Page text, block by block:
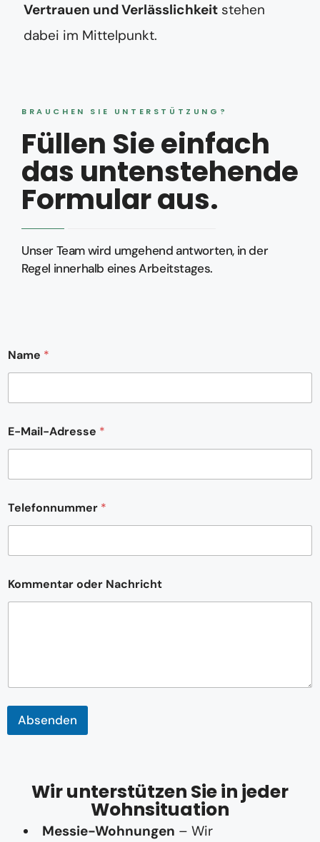
Vertrauen und Verlässlichkeit stehen
dabei im Mittelpunkt.
BRAUCHEN SIE UNTERSTÜTZUNG?
Füllen Sie einfach
das untenstehende
Formular aus.
Unser Team wird umgehend antworten, in der
Regel innerhalb eines Arbeitstages.
*
*
Name *
E-Mail-Adresse *
Telefonnummer *
Kommentar oder Nachricht
Absenden
Wir unterstützen Sie in jeder
Wohnsituation
Messie-Wohnungen – Wir